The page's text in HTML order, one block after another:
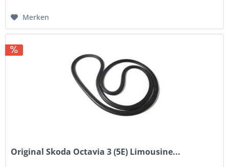
Merken
Original Skoda Octavia 3 (5E) Limousine...